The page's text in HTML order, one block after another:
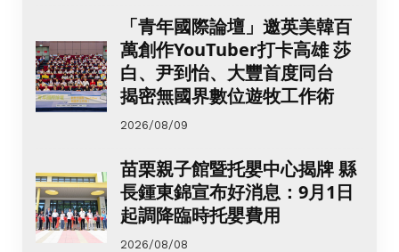
「青年國際論壇」邀英美韓百
萬創作YouTuber打卡高雄 莎
白、尹到怡、大豐首度同台
揭密無國界數位遊牧工作術
2026/08/09
苗栗親子館暨托嬰中心揭牌 縣
長鍾東錦宣布好消息：9月1日
起調降臨時托嬰費用
2026/08/08